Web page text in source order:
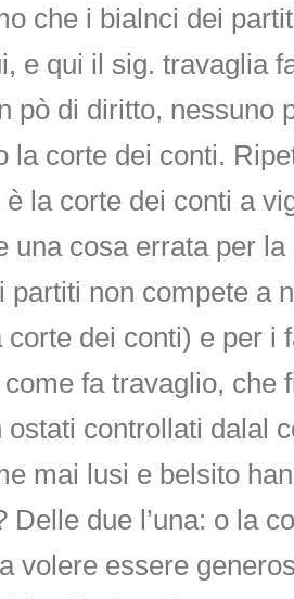
che i bialnci dei
e qui il sig. travaglia
pò di diritto, nessuno
la corte dei conti.
è la corte dei conti a
una cosa errata per
partiti non compete a
corte dei conti) e per i
fa travaglio, che
ostati controllati dalal
mai lusi e belsito
Delle due l’una: o la
volere essere